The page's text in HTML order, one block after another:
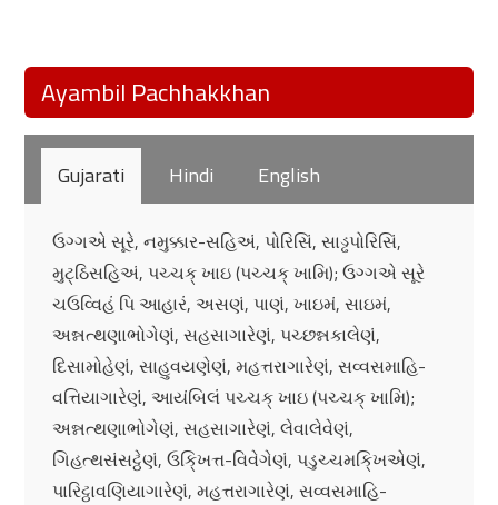
Ayambil Pachhakkhan
Gujarati Hindi English
ઉગ્ગએ સૂરે, નમુક્કાર-સહિઅં, પોરિસિં, સાડ્ઢપોરિસિં,
મુટ્ઠિસહિઅં, પચ્ચક્ ખાઇ (પચ્ચક્ ખામિ); ઉગ્ગએ સૂરે
ચઉવ્વિહં પિ આહારં, અસણં, પાણં, ખાઇમં, સાઇમં,
અન્નત્થણાભોગેણં, સહસાગારેણં, પચ્છન્નકાલેણં,
દિસામોહેણં, સાહુવયણેણં, મહત્તરાગારેણં, સવ્વસમાહિ-
વત્તિયાગારેણં, આયંબિલં પચ્ચક્ ખાઇ (પચ્ચક્ ખામિ);
અન્નત્થણાભોગેણં, સહસાગારેણં, લેવાલેવેણં,
ગિહત્થસંસટ્ઠેણં, ઉકિ્ખત્ત-વિવેગેણં, પડુચ્ચમકિ્ખએણં,
પારિટ્ઠાવણિયાગારેણં, મહત્તરાગારેણં, સવ્વસમાહિ-